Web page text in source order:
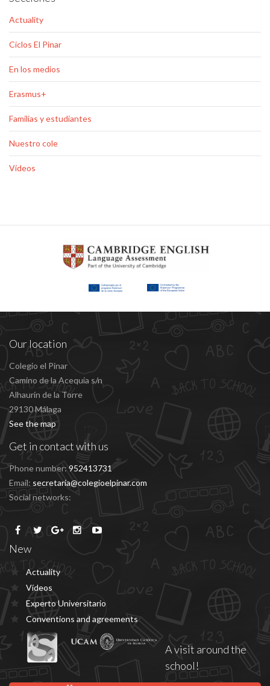
Actuality
Ciclos El Pinar
En los medios
Erasmus+
Familias y estudiantes
Nuestro cole
Vídeos
Our location
Colegio el Pinar
Camino de la Acequía s/n
Alhaurín de la Torre
29130 Málaga
See the map
Get in contact with us
Phone number: 952413731
Email: secretaria@colegioelpinar.com
Social networks:
New
Actuality
Vídeos
Experto Universitario
Conventions and agreements
A visit around the
school!